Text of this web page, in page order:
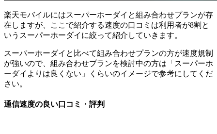
楽天モバイルにはスーパーホーダイと組み合わせプランが存
在しますが、ここで紹介する速度の口コミは利用者が8割と
いうスーパーホーダイに絞って紹介していきます。
スーパーホーダイと比べて組み合わせプランの方が速度規制
が強いので、組み合わせプランを検討中の方は「スーパーホ
ーダイよりは良くない」くらいのイメージで参考にしてくだ
さい。
通信速度の良い口コミ・評判